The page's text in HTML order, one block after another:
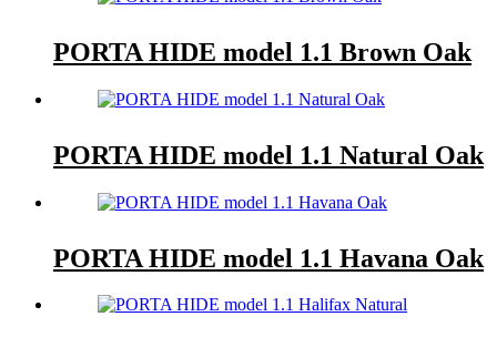
PORTA HIDE model 1.1 Brown Oak
PORTA HIDE model 1.1 Natural Oak
PORTA HIDE model 1.1 Havana Oak